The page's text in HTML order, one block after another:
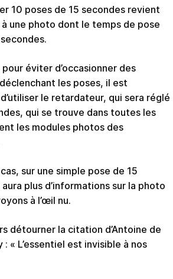
10 poses de 15 secondes revient
une photo dont le temps de pose
éviter d’occasionner des
les poses, il est
le retardateur, qui sera réglé
qui se trouve dans toutes les
les modules photos des
sur une simple pose de 15
plus d’informations sur la photo
à l’œil nu.
détourner la citation d’Antoine de
« L’essentiel est invisible à nos